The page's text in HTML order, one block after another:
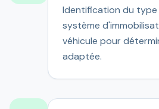
Identification du type
système
véhicule pour
adaptée.